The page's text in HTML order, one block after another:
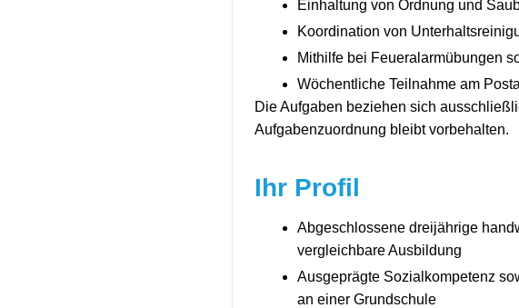
Einhaltung von Ordnung und
Koordination von
Mithilfe bei Feueralarmübungen
Wöchentliche Teilnahme am
Die Aufgaben beziehen sich
Aufgabenzuordnung bleibt vorbehalten.
Ihr Profil
Abgeschlossene dreijährige
vergleichbare Ausbildung
Ausgeprägte Sozialkompetenz
an einer Grundschule